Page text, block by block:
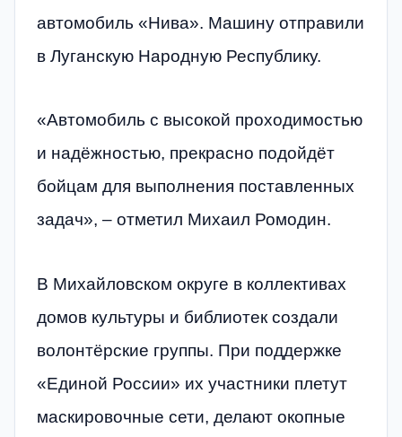
автомобиль «Нива». Машину отправили
в Луганскую Народную Республику.
«Автомобиль с высокой проходимостью
и надёжностью, прекрасно подойдёт
бойцам для выполнения поставленных
задач», – отметил Михаил Ромодин.
В Михайловском округе в коллективах
домов культуры и библиотек создали
волонтёрские группы. При поддержке
«Единой России» их участники плетут
маскировочные сети, делают окопные